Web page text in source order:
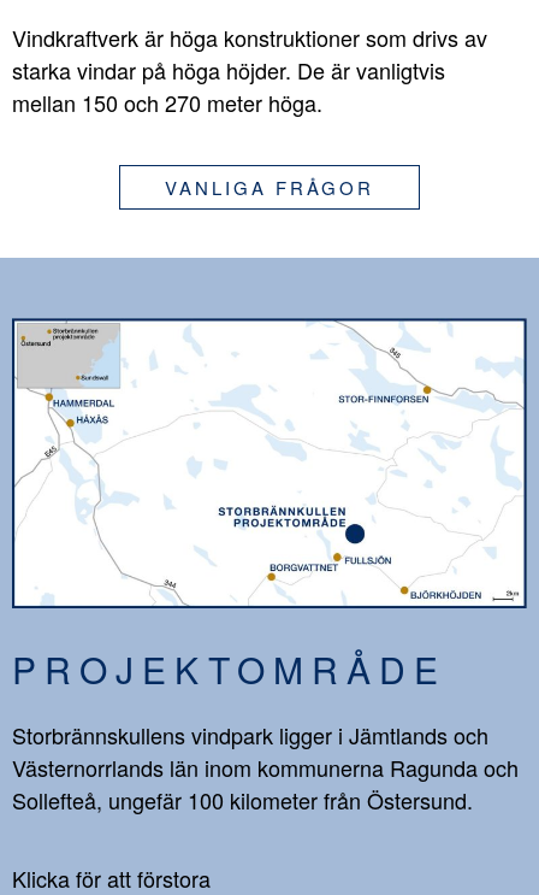
Vindkraftverk är höga konstruktioner som drivs av
starka vindar på höga höjder. De är vanligtvis
mellan 150 och 270 meter höga.
VANLIGA FRÅGOR
PROJEKTOMRÅDE
Storbrännskullens vindpark ligger i Jämtlands och
Västernorrlands län inom kommunerna Ragunda och
Sollefteå, ungefär 100 kilometer från Östersund.
Klicka för att förstora